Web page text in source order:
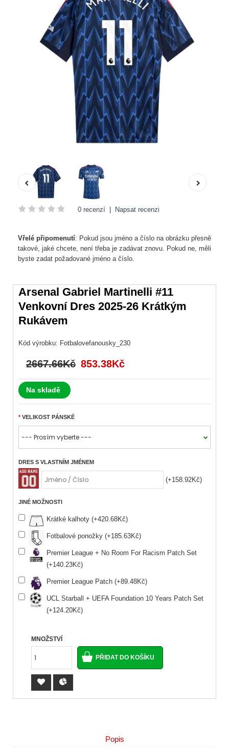
0 recenzí Napsat recenzi
Vřelé připomenutí: Pokud jsou jméno a číslo na obrázku přesně
takové, jaké chcete, není třeba je zadávat znovu. Pokud ne, měli
byste zadat požadované jméno a číslo.
Arsenal Gabriel Martinelli #11
Venkovní Dres 2025-26 Krátkým
Rukávem
Kód výrobku: Fotbalovefanousky_230
2667.66Kč 853.38Kč
Na skladě
VELIKOST PÁNSKÉ
DRES S VLASTNÍM JMÉNEM
(+158.92Kč)
JINÉ MOŽNOSTI
Krátké kalhoty (+420.68Kč)
Fotbalové ponožky (+185.63Kč)
Premier League + No Room For Racism Patch Set
(+140.23Kč)
Premier League Patch (+89.48Kč)
UCL Starball + UEFA Foundation 10 Years Patch Set
(+124.20Kč)
MNOŽSTVÍ
Popis